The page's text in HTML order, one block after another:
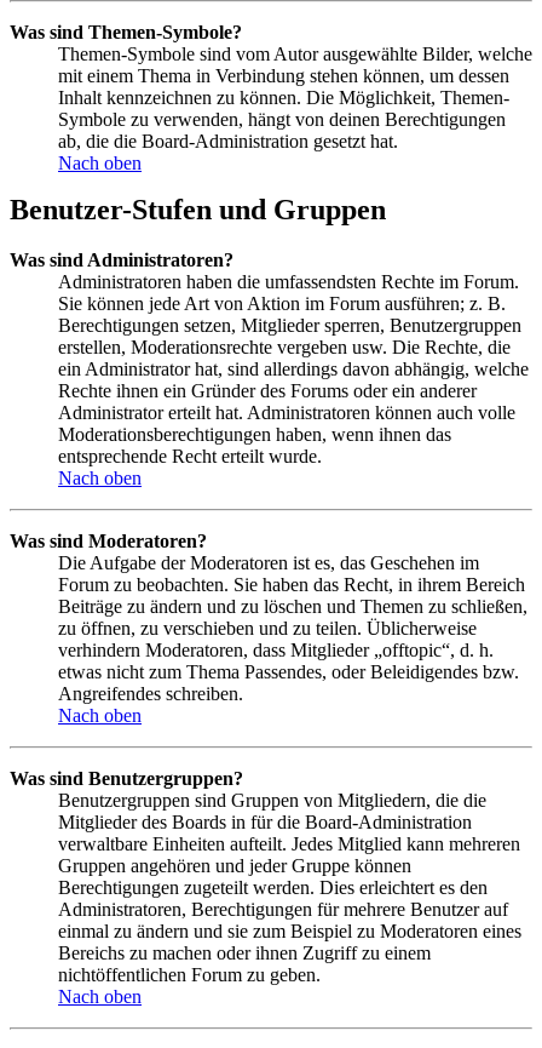
Was sind Themen-Symbole?
Themen-Symbole sind vom Autor ausgewählte Bilder, welche
mit einem Thema in Verbindung stehen können, um dessen
Inhalt kennzeichnen zu können. Die Möglichkeit, Themen-
Symbole zu verwenden, hängt von deinen Berechtigungen
ab, die die Board-Administration gesetzt hat.
Nach oben
Benutzer-Stufen und Gruppen
Was sind Administratoren?
Administratoren haben die umfassendsten Rechte im Forum.
Sie können jede Art von Aktion im Forum ausführen; z. B.
Berechtigungen setzen, Mitglieder sperren, Benutzergruppen
erstellen, Moderationsrechte vergeben usw. Die Rechte, die
ein Administrator hat, sind allerdings davon abhängig, welche
Rechte ihnen ein Gründer des Forums oder ein anderer
Administrator erteilt hat. Administratoren können auch volle
Moderationsberechtigungen haben, wenn ihnen das
entsprechende Recht erteilt wurde.
Nach oben
Was sind Moderatoren?
Die Aufgabe der Moderatoren ist es, das Geschehen im
Forum zu beobachten. Sie haben das Recht, in ihrem Bereich
Beiträge zu ändern und zu löschen und Themen zu schließen,
zu öffnen, zu verschieben und zu teilen. Üblicherweise
verhindern Moderatoren, dass Mitglieder „offtopic“, d. h.
etwas nicht zum Thema Passendes, oder Beleidigendes bzw.
Angreifendes schreiben.
Nach oben
Was sind Benutzergruppen?
Benutzergruppen sind Gruppen von Mitgliedern, die die
Mitglieder des Boards in für die Board-Administration
verwaltbare Einheiten aufteilt. Jedes Mitglied kann mehreren
Gruppen angehören und jeder Gruppe können
Berechtigungen zugeteilt werden. Dies erleichtert es den
Administratoren, Berechtigungen für mehrere Benutzer auf
einmal zu ändern und sie zum Beispiel zu Moderatoren eines
Bereichs zu machen oder ihnen Zugriff zu einem
nichtöffentlichen Forum zu geben.
Nach oben